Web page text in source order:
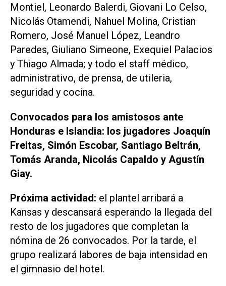
Montiel, Leonardo Balerdi, Giovani Lo Celso,
Nicolás Otamendi, Nahuel Molina, Cristian
Romero, José Manuel López, Leandro
Paredes, Giuliano Simeone, Exequiel Palacios
y Thiago Almada; y todo el staff médico,
administrativo, de prensa, de utileria,
seguridad y cocina.
Convocados para los amistosos ante
Honduras e Islandia: los jugadores Joaquín
Freitas, Simón Escobar, Santiago Beltrán,
Tomás Aranda, Nicolás Capaldo y Agustín
Giay.
Próxima actividad: el plantel arribará a
Kansas y descansará esperando la llegada del
resto de los jugadores que completan la
nómina de 26 convocados. Por la tarde, el
grupo realizará labores de baja intensidad en
el gimnasio del hotel.